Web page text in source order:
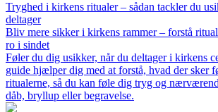
Tryghed i kirkens ritualer – sådan tackler du
deltager
Bliv mere sikker i kirkens rammer – forstå
ro i sindet
Føler du dig usikker, når du deltager i kirkens
guide hjælper dig med at forstå, hvad der sker
ritualerne, så du kan føle dig tryg og
dåb, bryllup eller begravelse.